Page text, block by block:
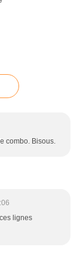
combo. Bisous.
lignes